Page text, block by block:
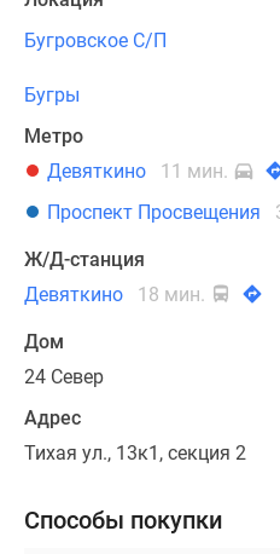
Бугровское С/П
Бугры
Метро
Девяткино
11 мин.
Проспект Просвещения
Ж/Д-станция
Девяткино
18 мин.
Дом
24 Север
Адрес
Тихая ул., 13к1, секция 2
Способы покупки